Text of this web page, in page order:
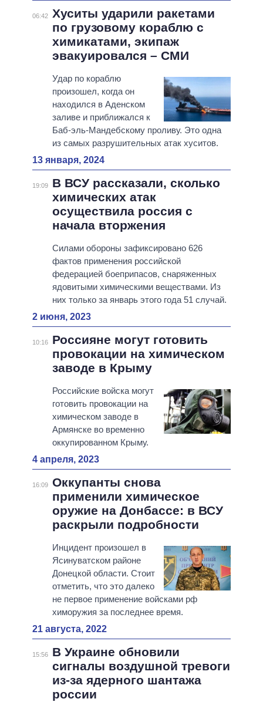
06:42 Хуситы ударили ракетами
по грузовому кораблю с
химикатами, экипаж
эвакуировался – СМИ
Удар по кораблю
произошел, когда он
находился в Аденском
заливе и приближался к
Баб-эль-Мандебскому проливу. Это одна
из самых разрушительных атак хуситов.
13 января, 2024
19:09
В ВСУ рассказали, сколько
химических атак
осуществила россия с
начала вторжения
Силами обороны зафиксировано 626
фактов применения российской
федерацией боеприпасов, снаряженных
ядовитыми химическими веществами. Из
них только за январь этого года 51 случай.
2 июня, 2023
10:16
Россияне могут готовить
провокации на химическом
заводе в Крыму
Российские войска могут
готовить провокации на
химическом заводе в
Армянске во временно
оккупированном Крыму.
4 апреля, 2023
16:09 Оккупанты снова
применили химическое
оружие на Донбассе: в ВСУ
раскрыли подробности
Инцидент произошел в
Ясинуватском районе
Донецкой области. Стоит
отметить, что это далеко
не первое применение войсками рф
химоружия за последнее время.
21 августа, 2022
15:56
В Украине обновили
сигналы воздушной тревоги
из-за ядерного шантажа
россии